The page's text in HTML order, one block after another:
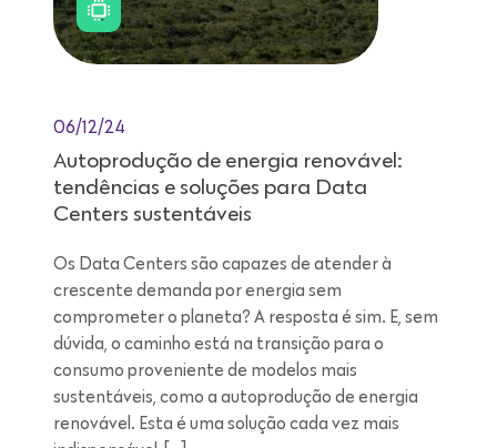
06/12/24
Autoprodução de energia renovável:
tendências e soluções para Data
Centers sustentáveis
Os Data Centers são capazes de atender à
crescente demanda por energia sem
comprometer o planeta? A resposta é sim. E, sem
dúvida, o caminho está na transição para o
consumo proveniente de modelos mais
sustentáveis, como a autoprodução de energia
renovável. Esta é uma solução cada vez mais